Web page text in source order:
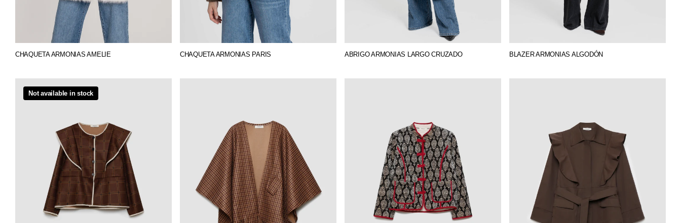
CHAQUETA ARMONIAS AMELIE CHAQUETA ARMONIAS PARIS ABRIGO ARMONIAS LARGO CRUZADO BLAZER ARMONIAS ALGODÓN
Not available in stock